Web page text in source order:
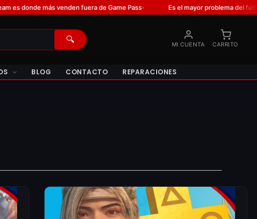
más venden fuera de Game Pass• Es el mayor problema del fútbol desde
🔍 MI CUENTA CARRITO
BLOG CONTACTO REPARACIONES